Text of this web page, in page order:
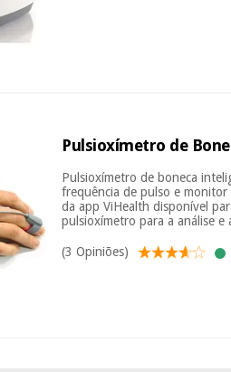
Pulsioxímetro de
Pulsioxímetro de boneca
frequência de pulso e
da app ViHealth disponível
pulsioxímetro para a análise e
(3 Opiniões)